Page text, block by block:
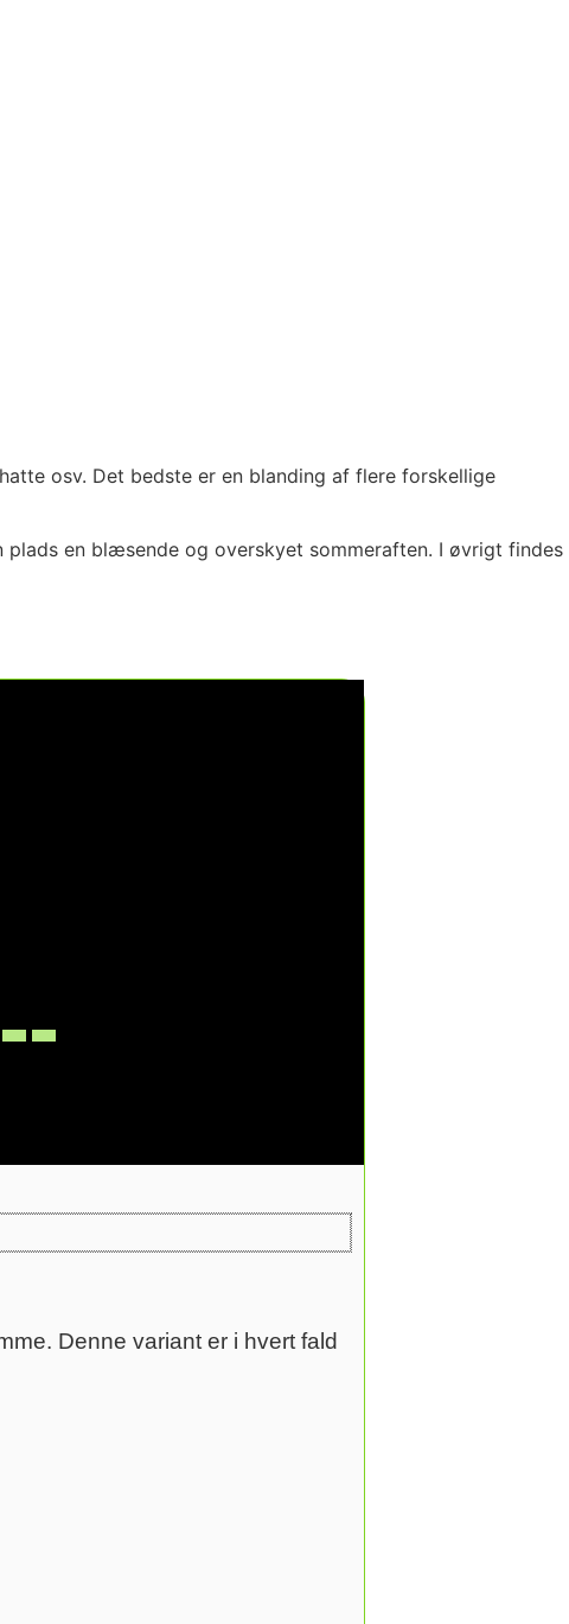
osv. Det bedste er en blanding af flere forskellige
en blæsende og overskyet sommeraften. I øvrigt findes
Denne variant er i hvert fald